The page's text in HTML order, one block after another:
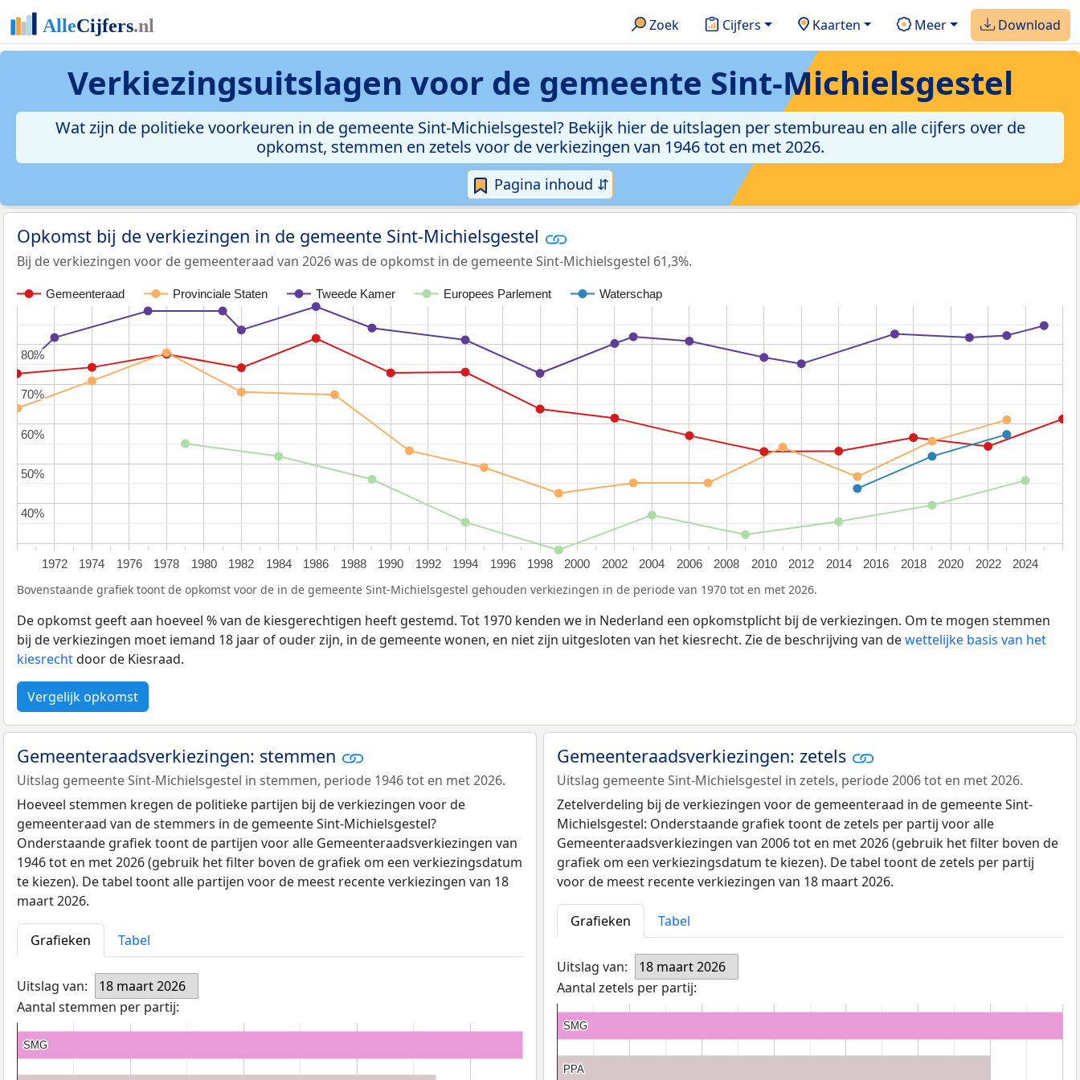
Zoek Cijfers Kaarten Meer Download
Verkiezingsuitslagen voor de gemeente Sint-Michielsgestel
Wat zijn de politieke voorkeuren in de gemeente Sint-Michielsgestel? Bekijk hier de uitslagen per stembureau en alle cijfers over de
opkomst, stemmen en zetels voor de verkiezingen van 1946 tot en met 2026.
Pagina inhoud ⇵
Opkomst bij de verkiezingen in de gemeente Sint-Michielsgestel
Bij de verkiezingen voor de gemeenteraad van 2026 was de opkomst in de gemeente Sint-Michielsgestel 61,3%.
Gemeenteraad Provinciale Staten Tweede Kamer Europees Parlement Waterschap
1972 1974 1976 1978 1980 1982 1984 1986 1988 1990 1992 1994 1996 1998 2000 2002 2004 2006 2008 2010 2012 2014 2016 2018 2020 2022 2024
40%
40%
50%
50%
60%
60%
70%
70%
80%
80%
Bovenstaande grafiek toont de opkomst voor de in de gemeente Sint-Michielsgestel gehouden verkiezingen in de periode van 1970 tot en met 2026.
De opkomst geeft aan hoeveel % van de kiesgerechtigen heeft gestemd. Tot 1970 kenden we in Nederland een opkomstplicht bij de verkiezingen. Om te mogen stemmen
bij de verkiezingen moet iemand 18 jaar of ouder zijn, in de gemeente wonen, en niet zijn uitgesloten van het kiesrecht. Zie de beschrijving van dewettelijke basis van het
kiesrechtdoor de Kiesraad.
Vergelijk opkomst
Gemeenteraadsverkiezingen: stemmen
Uitslag gemeente Sint-Michielsgestel in stemmen, periode 1946 tot en met 2026.
Hoeveel stemmen kregen de politieke partijen bij de verkiezingen voor de
gemeenteraad van de stemmers in de gemeente Sint-Michielsgestel?
Onderstaande grafiek toont de partijen voor alle Gemeenteraadsverkiezingen van
1946 tot en met 2026 (gebruik het filter boven de grafiek om een verkiezingsdatum
te kiezen). De tabel toont alle partijen voor de meest recente verkiezingen van 18
maart 2026.
Grafieken Tabel
Uitslag van:
18 maart 2026
Aantal stemmen per partij:
SMG
SMG
Gemeenteraadsverkiezingen: zetels
Uitslag gemeente Sint-Michielsgestel in zetels, periode 2006 tot en met 2026.
Zetelverdeling bij de verkiezingen voor de gemeenteraad in de gemeente Sint-
Michielsgestel: Onderstaande grafiek toont de zetels per partij voor alle
Gemeenteraadsverkiezingen van 2006 tot en met 2026 (gebruik het filter boven de
grafiek om een verkiezingsdatum te kiezen). De tabel toont de zetels per partij
voor de meest recente verkiezingen van 18 maart 2026.
Grafieken Tabel
Uitslag van:
18 maart 2026
Aantal zetels per partij:
SMG
SMG
PPA
PPA